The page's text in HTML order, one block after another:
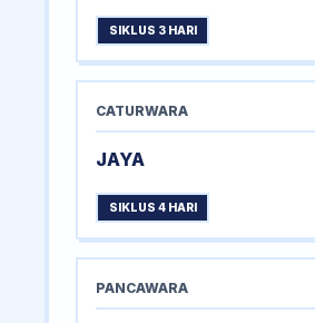
SIKLUS 3 HARI
CATURWARA
JAYA
SIKLUS 4 HARI
PANCAWARA